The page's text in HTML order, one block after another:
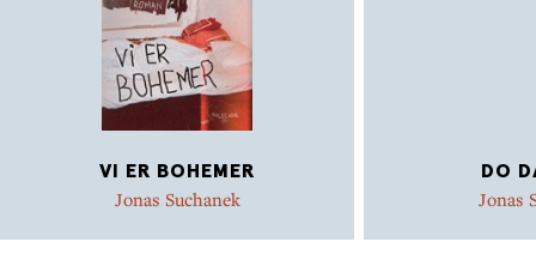
VI ER BOHEMER
Jonas Suchanek
DO
Jonas